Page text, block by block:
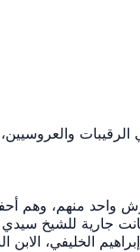
منهم، وهم
جارية للشيخ
الخليفي،